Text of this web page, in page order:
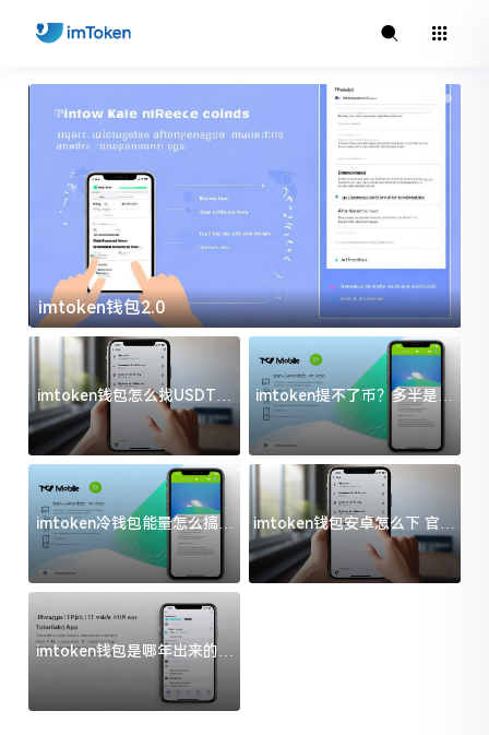
imtoken钱包2.0
imtoken钱包怎么找USDT地
址？三步搞定不踩坑
imtoken提不了币？多半是这
几件事没处理好
imtoken冷钱包能量怎么搞？
过来人告诉你门道
imtoken钱包安卓怎么下 官方
渠道避坑指南
imtoken钱包是哪年出来的？
一文给你说清楚